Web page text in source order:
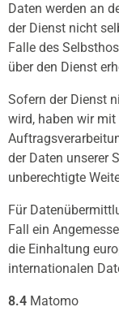
Daten werden an
der Dienst nicht
Falle des
über den Dienst
Sofern der Dienst
wird, haben wir mit
der Daten unserer
unberechtigte
Für
Fall ein
die Einhaltung
internationalen
8.4 Matomo